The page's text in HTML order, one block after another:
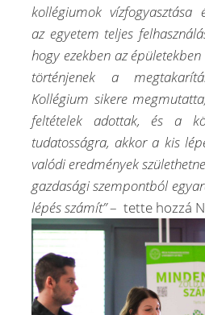
kollégiumok vízfogyasztása
az egyetem teljes
hogy ezekben azépületekben
történjenek a
Kollégium sikere
feltételek adottak,és a
tudatosságra, akkor a kis
valódi eredmények
gazdasági szempontból
lépés számít”– tette hozzá